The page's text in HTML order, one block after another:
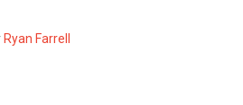
Ryan Farrell